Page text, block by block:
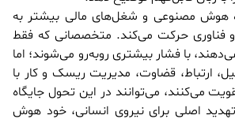
هوش مصنوعی و شغل‌های مالی بیشتر به
حرکت می‌کند. متخصصانی که فقط
با فشار بیشتری روبه‌رو می‌شوند؛ اما
ارتباط، قضاوت، مدیریت ریسک و کار با
می‌کنند، می‌توانند در این تحول جایگاه
اصلی برای نیروی انسانی، خود هوش